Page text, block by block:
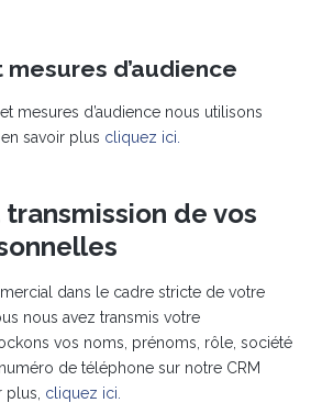
d’audience
mesures d’audience nous utilisons
savoir plus cliquez ici.
de vos
dans le cadre stricte de votre
nous avez transmis votre
vos noms, prénoms, rôle, société
de téléphone sur notre CRM
plus, cliquez ici.